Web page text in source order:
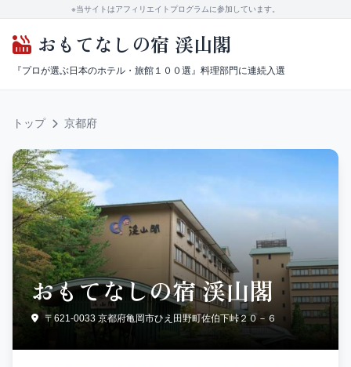
※当サイトはアフィリエイトプログラムに参加しています。
おもてなしの宿 渓山閣
『プロが選ぶ日本のホテル・旅館１００選』料理部門に連続入選
トップ 京都府
おもてなしの宿 渓山閣
〒621-0033 京都府亀岡市ひえ田野町佐伯下峠２０－６